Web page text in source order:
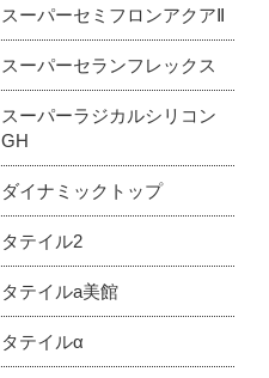
スーパーセミフロンアクアⅡ
スーパーセランフレックス
スーパーラジカルシリコン
GH
ダイナミックトップ
タテイル2
タテイルa美館
タテイルα